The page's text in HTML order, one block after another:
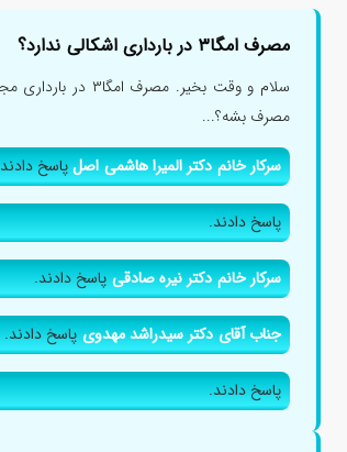
مصرف امگا۳ در بارداری اشکالی ندارد؟
سلام و وقت بخیر.
مصرف بشه؟...
سرکار خانم دکتر المیرا هاشمی اصلپاسخ
پاسخ دادند.
سرکار خانم دکتر نیره صادقیپاسخ دادند.
جناب آقای دکتر سیدراشد مهدویپاسخ دادند.
پاسخ دادند.